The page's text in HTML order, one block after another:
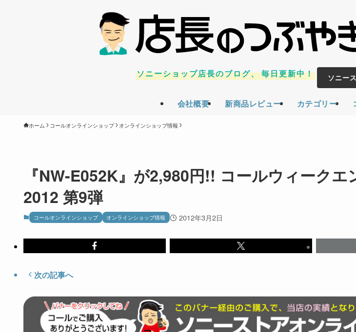
会社概要 新商品レビュー カテゴリー
ソニーショップ店長のブログ、毎日更新中！ ソニー
ホーム コールオンラインショップ オンラインショップ情報
『NW-E052K』が2,980円!! コールウィーク
2012 第9弾
コールオンラインショップ オンラインショップ情報 2012年3月2日
次の記事へ